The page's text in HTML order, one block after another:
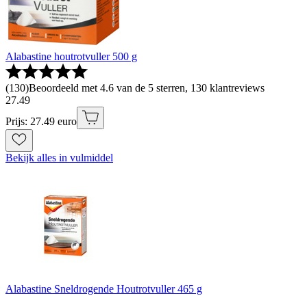
Alabastine houtrotvuller 500 g
(130)Beoordeeld met 4.6 van de 5 sterren, 130 klantreviews
27.49
Prijs: 27.49 euro
Bekijk alles in vulmiddel
Alabastine Sneldrogende Houtrotvuller 465 g